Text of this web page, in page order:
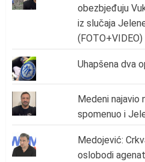
obezbjeđuju
iz slučaja
(FOTO+VIDEO)
Uhapšena dva
Medeni najavio
spomenuo i
Medojević:
oslobodi